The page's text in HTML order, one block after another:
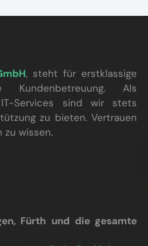
, steht für erstklassige
Kundenbetreuung. Als
Services sind wir stets
zu bieten. Vertrauen
zu wissen.
Fürth und die gesamte